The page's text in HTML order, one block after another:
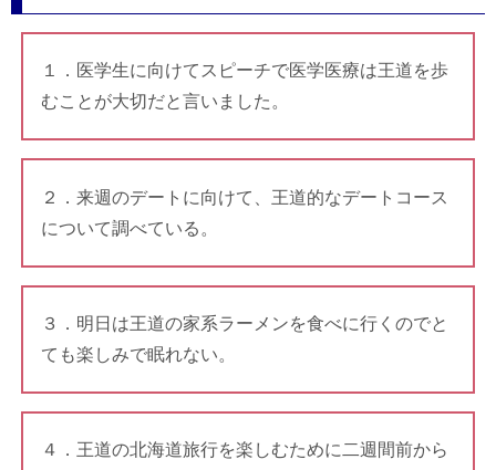
１．医学生に向けてスピーチで医学医療は王道を歩
むことが大切だと言いました。
２．来週のデートに向けて、王道的なデートコース
について調べている。
３．明日は王道の家系ラーメンを食べに行くのでと
ても楽しみで眠れない。
４．王道の北海道旅行を楽しむために二週間前から